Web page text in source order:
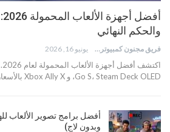
والحكم النهائي
فريق مجنون كمبيوتر يونيو 16, 2026
Go S، Steam Deck OLED، و Xbox Ally X بالأسعار.…
وبدون لاج)